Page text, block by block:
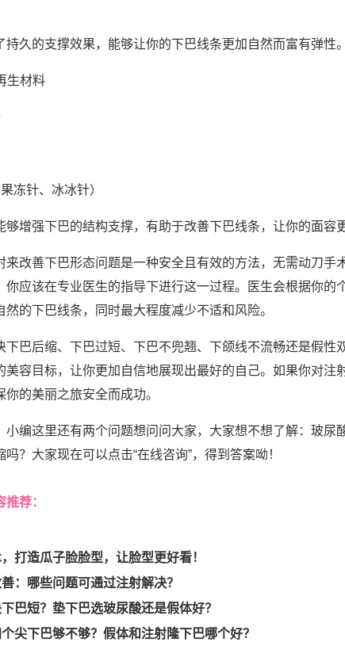
持久的支撑效果，能够让你的下巴线条更加自然而富有弹性。
生材料
冻针、冰冰针）
够增强下巴的结构支撑，有助于改善下巴线条，让你的面容
来改善下巴形态问题是一种安全且有效的方法，无需动刀手
你应该在专业医生的指导下进行这一过程。医生会根据你的
然的下巴线条，同时最大程度减少不适和风险。
下巴后缩、下巴过短、下巴不兜翘、下颌线不流畅还是假性
美容目标，让你更加自信地展现出最好的自己。如果你对
的美丽之旅安全而成功。
小编这里还有两个问题想问问大家，大家想不想了解：玻
？大家现在可以点击“在线咨询”，得到答案呦！
荐：
打造瓜子脸脸型，让脸型更好看！
：哪些问题可通过注射解决？
巴短？垫下巴选玻尿酸还是假体好？
尖下巴够不够？假体和注射隆下巴哪个好？